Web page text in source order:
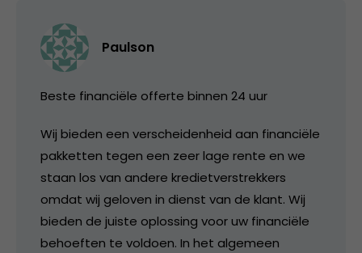
Paulson
Beste financiële offerte binnen 24 uur
Wij bieden een verscheidenheid aan financiële
pakketten tegen een zeer lage rente en we
staan ​​los van andere kredietverstrekkers
omdat wij geloven in dienst van de klant. Wij
bieden de juiste oplossing voor uw financiële
behoeften te voldoen. In het algemeen